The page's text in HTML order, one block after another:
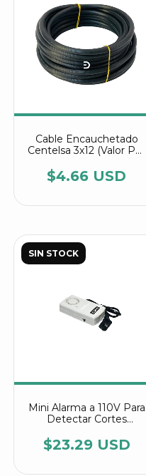
Cable Encauchetado
Centelsa 3x12 (Valor Por
$4.66 USD
SIN STOCK
Mini Alarma a 110V Para
Detectar Cortes
$23.29 USD